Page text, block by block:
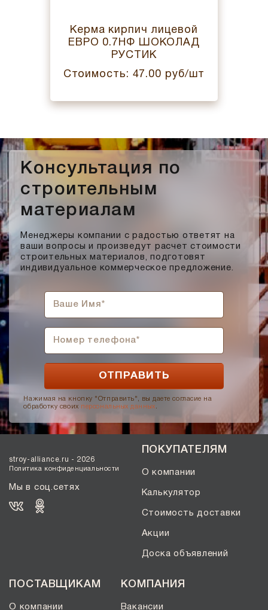
Керма кирпич лицевой
ЕВРО 0.7НФ ШОКОЛАД
РУСТИК
Стоимость: 47.00 руб/шт
Консультация по
строительным
материалам
Менеджеры компании с радостью ответят на
ваши вопросы и произведут расчет стоимости
строительных материалов, подготовят
индивидуальное коммерческое предложение.
Нажимая на кнопку "Отправить", вы даете согласие на
обработку своих персональных данных .
stroy-alliance.ru - 2026
Политика конфиденциальности
Мы в соц.сетях
ПОКУПАТЕЛЯМ
О компании
Калькулятор
Стоимость доставки
Акции
Доска объявлений
ПОСТАВЩИКАМ
О компании
КОМПАНИЯ
Вакансии